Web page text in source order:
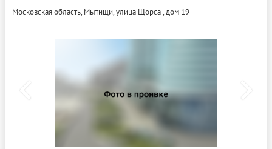
Московская область, Мытищи, улица Щорса , дом 19